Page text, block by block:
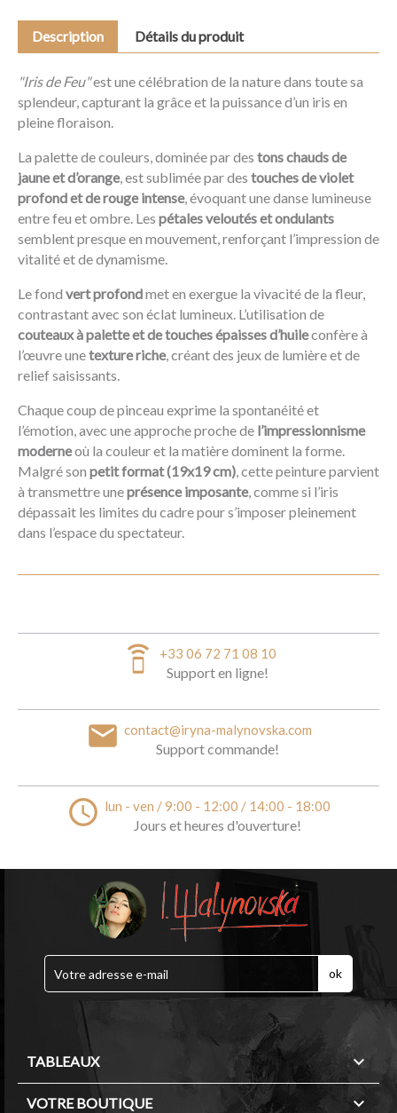
Description Détails du produit
"Iris de Feu"est une célébration de la nature dans toute sa
splendeur, capturant la grâce et la puissance d’un iris en
pleine floraison.
La palette de couleurs, dominée par des tons chauds de
jaune et d’orange, est sublimée par des touches de violet
profond et de rouge intense, évoquant une danse lumineuse
entre feu et ombre. Les pétales veloutés et ondulants
semblent presque en mouvement, renforçant l’impression de
vitalité et de dynamisme.
Le fond vert profondmet en exergue la vivacité de la fleur,
contrastant avec son éclat lumineux. L’utilisation de
couteaux à palette et de touches épaisses d’huileconfère à
l’œuvre unetexture riche, créant des jeux de lumière et de
relief saisissants.
Chaque coup de pinceau exprime la spontanéité et
l’émotion, avec une approche proche de l’impressionnisme
moderneoù la couleur et la matière dominent la forme.
Malgré son petit format (19x19 cm), cette peinture parvient
à transmettre uneprésence imposante, comme si l’iris
dépassait les limites du cadre pour s’imposer pleinement
dans l’espace du spectateur.
speaker_phone +33 06 72 71 08 10
Support en ligne!
email contact@iryna-malynovska.com
Support commande!
access_time lun - ven / 9:00 - 12:00 / 14:00 - 18:00
Jours et heures d'ouverture!
TABLEAUX 
VOTRE BOUTIQUE 